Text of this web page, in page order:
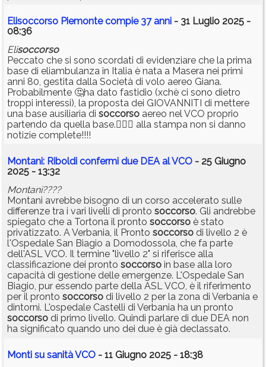
Elisoccorso Piemonte compie 37 anni - 31 Luglio 2025 -
08:36
Elisoccorso
Peccato che si sono scordati di evidenziare che la prima
base di eliambulanza in Italia è nata a Masera nei primi
anni 80, gestita dalla Società di volo aereo Giana.
Probabilmente 🤔ha dato fastidio (xchè ci sono dietro
troppi interessi), la proposta dei GIOVANNITI di mettere
una base ausiliaria di soccorso aereo nel VCO proprio
partendo da quella base.🤦🏻‍♂️ alla stampa non si danno
notizie complete!!!!
Montani: Riboldi confermi due DEA al VCO - 25 Giugno
2025 - 13:32
Montani????
Montani avrebbe bisogno di un corso accelerato sulle
differenze tra i vari livelli di pronto soccorso. Gli andrebbe
spiegato che a Tortona il pronto soccorso è stato
privatizzato. A Verbania, il Pronto soccorso di livello 2 è
l'Ospedale San Biagio a Domodossola, che fa parte
dell'ASL VCO. Il termine "livello 2" si riferisce alla
classificazione dei pronto soccorso in base alla loro
capacità di gestione delle emergenze. L'Ospedale San
Biagio, pur essendo parte della ASL VCO, è il riferimento
per il pronto soccorso di livello 2 per la zona di Verbania e
dintorni. L'ospedale Castelli di Verbania ha un pronto
soccorso di primo livello. Quindi parlare di due DEA non
ha significato quando uno dei due è già declassato.
Monti su sanità VCO - 11 Giugno 2025 - 18:38